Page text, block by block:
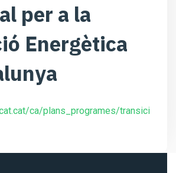
per a la
Energètica
ca/plans_programes/transici